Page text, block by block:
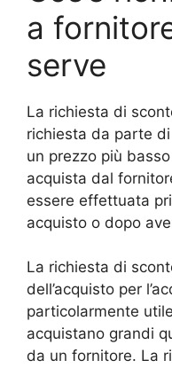
a
serve
La richiesta di
richiesta da parte
un prezzo più
acquista dal
essere effettuata
acquisto o dopo
La richiesta di
dell’acquisto per
particolarmente
acquistano grandi
da un fornitore. La